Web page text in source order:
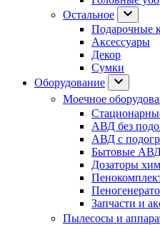
Остальное
Подарочные
Аксессуары
Декор
Сумки
Оборудование
Моечное
АВД без
АВД с
Бытовые
Дозаторы
Запчасти и
Пылесосы и